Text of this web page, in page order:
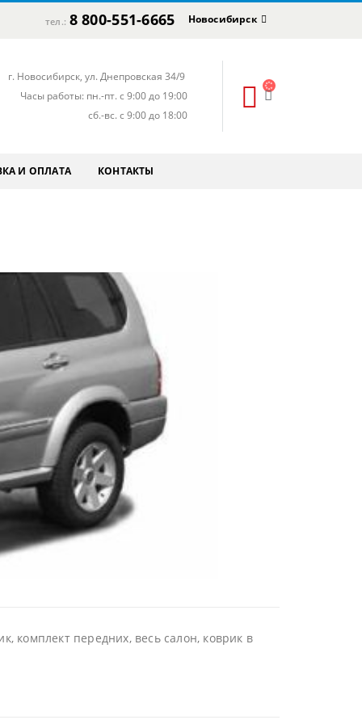
тел.: 8 800-551-6665 Новосибирск
г. Новосибирск, ул. Днепровская 34/9
Часы работы: пн.-пт. с 9:00 до 19:00
сб.-вс. с 9:00 до 18:00
И ОПЛАТА КОНТАКТЫ
комплект передних, весь салон, коврик в